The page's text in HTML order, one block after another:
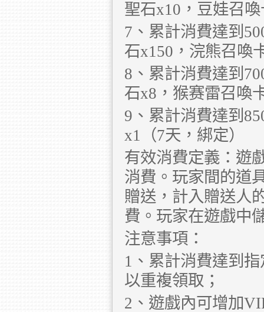
聖石x10，豆娃召
7、累計消費達到
石x150，浣熊召喚
8、累計消費達到
石x8，猴赛雷召喚
9、累計消費達到
x1（7天，綁定）
有效消費定義：遊
消費。玩家間的道
贈送，計入贈送人
費。玩家在遊戲中
注意事項：
1、累計消費達到
以重複領取；
2、遊戲內可增加